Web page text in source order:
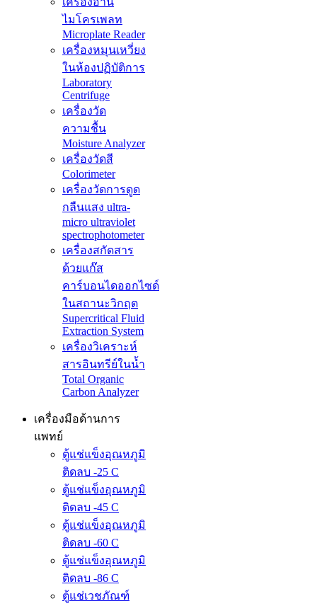
ไมโครเพลท
Microplate Reader
เครื่องหมุนเหวี่ยง
ในห้องปฏิบัติการ
Laboratory
Centrifuge
เครื่องวัด
ความชื้น
Moisture Analyzer
เครื่องวัดสี
Colorimeter
เครื่องวัดการดูด
กลืนแสง ultra-
micro ultraviolet
spectrophotometer
เครื่องสกัดสาร
ด้วยแก๊ส
คาร์บอนไดออกไซด์
ในสถานะวิกฤต
Supercritical Fluid
Extraction System
เครื่องวิเคราะห์
สารอินทรีย์ในน้ำ
Total Organic
Carbon Analyzer
เครื่องมือด้านการ
แพทย์
ตู้แช่แข็งอุณหภูมิ
ติดลบ -25 C
ตู้แช่แข็งอุณหภูมิ
ติดลบ -45 C
ตู้แช่แข็งอุณหภูมิ
ติดลบ -60 C
ตู้แช่แข็งอุณหภูมิ
ติดลบ -86 C
ตู้แช่เวชภัณฑ์